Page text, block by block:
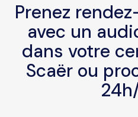
Prenez
avec un
dans votre
Scaër ou